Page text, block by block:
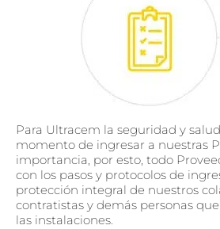
Para Ultracem la seguridad y
momento de ingresar a nuestras
importancia, por esto, todo
con los pasos y protocolos de
protección integral de nuestros
contratistas y demás personas
las instalaciones.